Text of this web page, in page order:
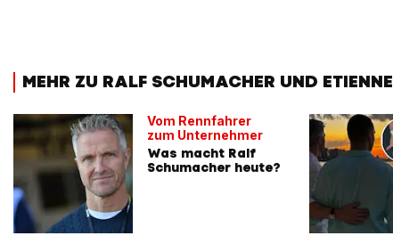
MEHR ZU RALF SCHUMACHER UND ETIENNE
Vom Rennfahrer
zum Unternehmer
Was macht Ralf
Schumacher heute?